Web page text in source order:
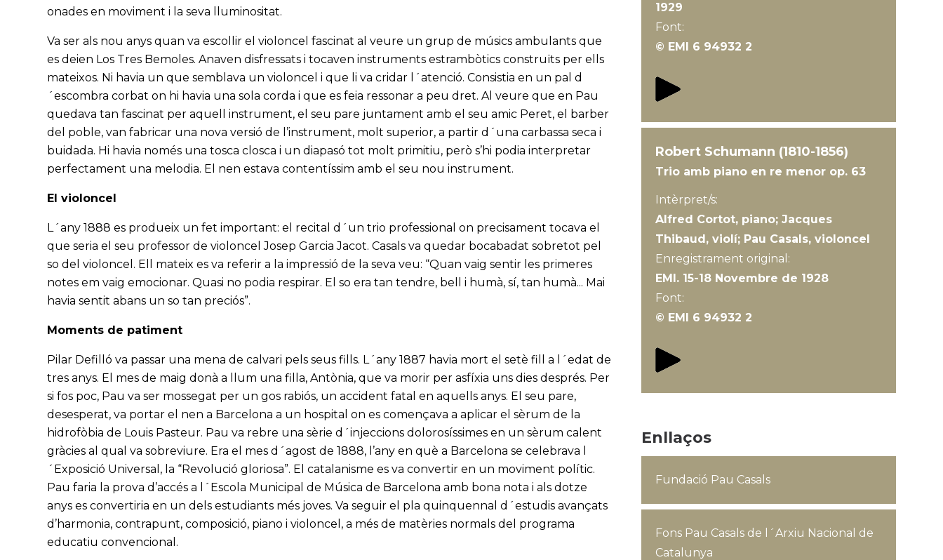
onades en moviment i la seva lluminositat.
Va ser als nou anys quan va escollir el violoncel fascinat al veure un grup de músics ambulants que
es deien Los Tres Bemoles. Anaven disfressats i tocaven instruments estrambòtics construïts per ells
mateixos. Ni havia un que semblava un violoncel i que li va cridar l´atenció. Consistia en un pal d
´escombra corbat on hi havia una sola corda i que es feia ressonar a peu dret. Al veure que en Pau
quedava tan fascinat per aquell instrument, el seu pare juntament amb el seu amic Peret, el barber
del poble, van fabricar una nova versió de l’instrument, molt superior, a partir d´una carbassa seca i
buidada. Hi havia només una tosca closca i un diapasó tot molt primitiu, però s’hi podia interpretar
perfectament una melodia. El nen estava contentíssim amb el seu nou instrument.
El violoncel
L´any 1888 es produeix un fet important: el recital d´un trio professional on precisament tocava el
que seria el seu professor de violoncel Josep Garcia Jacot. Casals va quedar bocabadat sobretot pel
so del violoncel. Ell mateix es va referir a la impressió de la seva veu: “Quan vaig sentir les primeres
notes em vaig emocionar. Quasi no podia respirar. El so era tan tendre, bell i humà, sí, tan humà... Mai
havia sentit abans un so tan preciós”.
Moments de patiment
Pilar Defilló va passar una mena de calvari pels seus fills. L´any 1887 havia mort el setè fill a l´edat de
tres anys. El mes de maig donà a llum una filla, Antònia, que va morir per asfíxia uns dies després. Per
si fos poc, Pau va ser mossegat per un gos rabiós, un accident fatal en aquells anys. El seu pare,
desesperat, va portar el nen a Barcelona a un hospital on es començava a aplicar el sèrum de la
hidrofòbia de Louis Pasteur. Pau va rebre una sèrie d´injeccions dolorosíssimes en un sèrum calent
gràcies al qual va sobreviure. Era el mes d´agost de 1888, l’any en què a Barcelona se celebrava l
´Exposició Universal, la “Revolució gloriosa”. El catalanisme es va convertir en un moviment polític.
Pau faria la prova d’accés a l´Escola Municipal de Música de Barcelona amb bona nota i als dotze
anys es convertiria en un dels estudiants més joves. Va seguir el pla quinquennal d´estudis avançats
d’harmonia, contrapunt, composició, piano i violoncel, a més de matèries normals del programa
educatiu convencional.
1929
Font:
© EMI 6 94932 2
Robert Schumann (1810-1856)
Trio amb piano en re menor op. 63
Intèrpret/s:
Alfred Cortot, piano; Jacques
Thibaud, violí; Pau Casals, violoncel
Enregistrament original:
EMI. 15-18 Novembre de 1928
Font:
© EMI 6 94932 2
Enllaços
Fundació Pau Casals
Fons Pau Casals de l´Arxiu Nacional de
Catalunya